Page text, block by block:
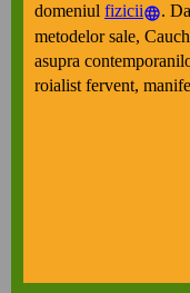
domeniul fizicii
.
metodelor sale,
asupra
roialist fervent,